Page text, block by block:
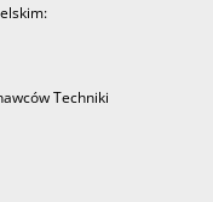
Techniki